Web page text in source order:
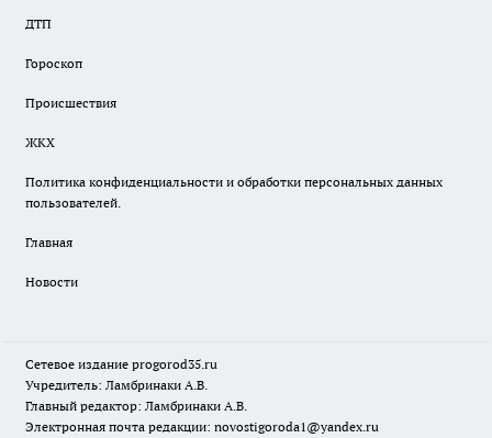
ДТП
Гороскоп
Происшествия
ЖКХ
Политика конфиденциальности и обработки персональных данных
пользователей.
Главная
Новости
Сетевое издание progorod35.ru
Учредитель: Ламбринаки А.В.
Главный редактор: Ламбринаки А.В.
Электронная почта редакции: novostigoroda1@yandex.ru